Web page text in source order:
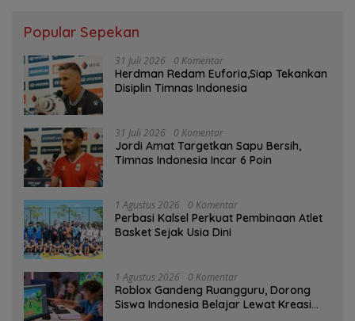
Popular Sepekan
31 Juli 2026 0 Komentar
Herdman Redam Euforia,Siap Tekankan
Disiplin Timnas Indonesia
31 Juli 2026 0 Komentar
Jordi Amat Targetkan Sapu Bersih,
Timnas Indonesia Incar 6 Poin
1 Agustus 2026 0 Komentar
Perbasi Kalsel Perkuat Pembinaan Atlet
Basket Sejak Usia Dini
1 Agustus 2026 0 Komentar
Roblox Gandeng Ruangguru, Dorong
Siswa Indonesia Belajar Lewat Kreasi